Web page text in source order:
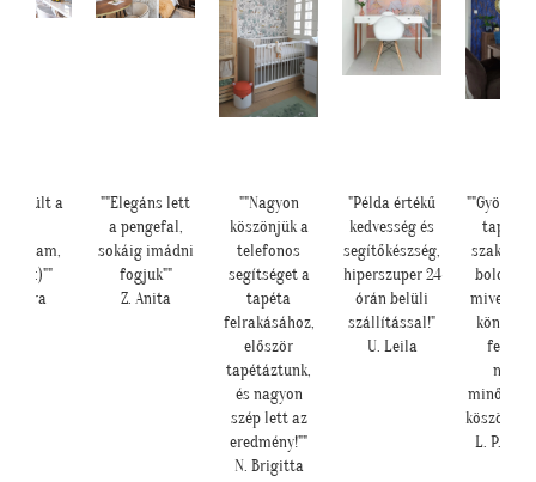
a
:)""
Sára
""Elegáns lett
a pengefal,
sokáig imádni
fogjuk""
Z. Anita
""Nagyon
köszönjük a
telefonos
segítséget a
tapéta
felrakásához,
először
tapétáztunk,
és nagyon
szép lett az
eredmény!""
N. Brigitta
"Példa értékű
kedvesség és
segítőkészség,
hiperszuper 24
órán belüli
szállítással!"
U. Leila
boldog
mivel
könnyű
L. P.